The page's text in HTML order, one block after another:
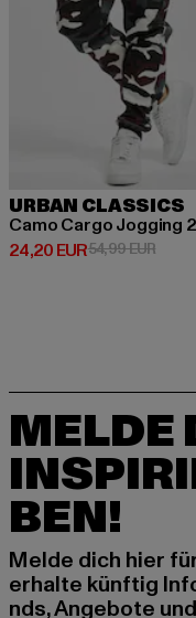
URBAN CLASSICS
Camo Cargo Jogging
24,20 EUR
Derzeitiger Preis: 24,20
54,99 EUR
MELDE
BEN!
Melde dich hier
erhalte künftig
nds, Angebote